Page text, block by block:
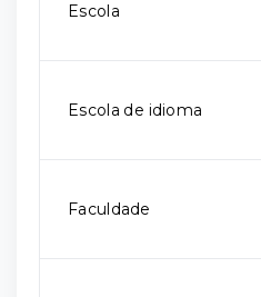
Escola
Escola de idioma
Faculdade